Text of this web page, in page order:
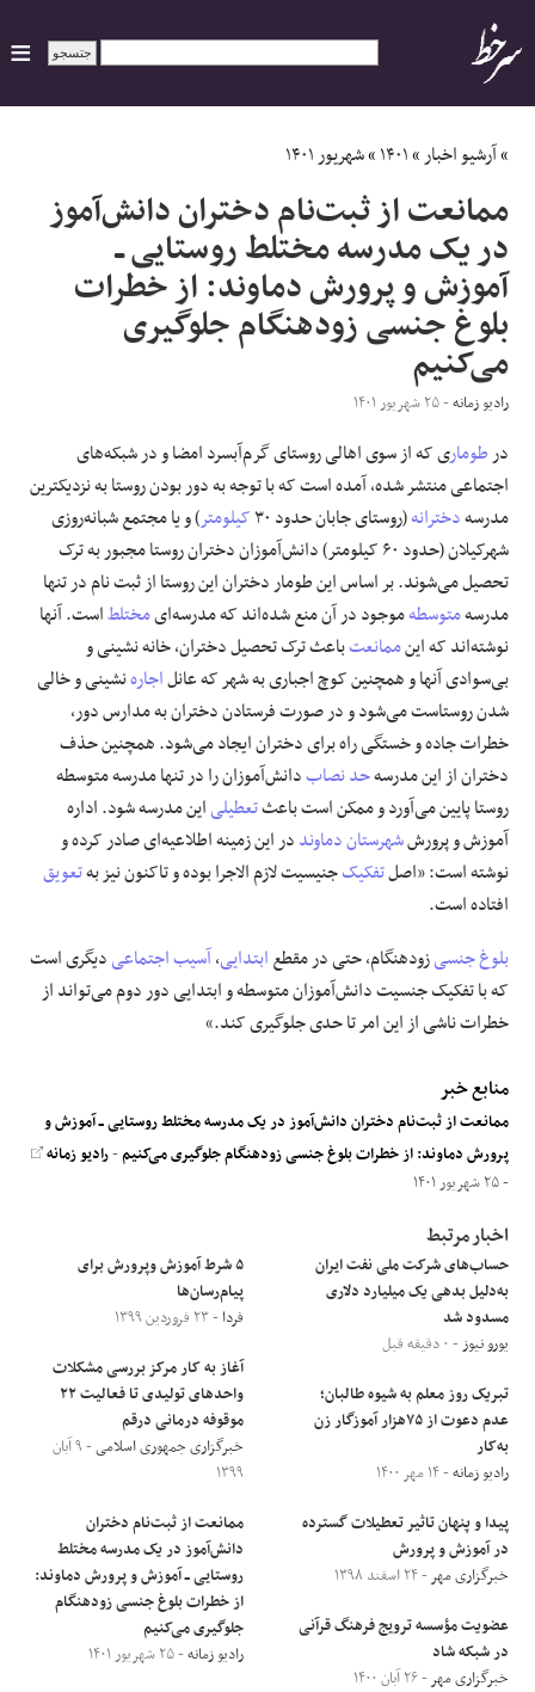
ایران
سیاسی
اقتصاد
ورزشی
جهان
اجتماعی
حوادث
علوم و فن آوری
فرهنگی و هنری
مقالات
»آرشیو اخبار»۱۴۰۱»شهریور ۱۴۰۱
ممانعت از ثبت‌نام دختران دانش‌آموز
در یک مدرسه مختلط روستایی ــ
آموزش و پرورش دماوند: از خطرات
بلوغ جنسی زودهنگام جلوگیری
می‌کنیم
رادیو زمانه- ۲۵ شهریور ۱۴۰۱
درطوماری که از سوی اهالی روستای گرم‌آبسرد امضا و در شبکه‌های
اجتماعی منتشر شده، آمده است که با توجه به دور بودن روستا به نزدیکترین
مدرسهدخترانه(روستای جابان حدود ٣٠ کیلومتر) و یا مجتمع شبانه‌روزی
شهرکیلان (حدود ۶٠ کیلومتر) دانش‌آموزان دختران روستا مجبور به ترک
تحصیل می‌شوند. بر اساس این طومار دختران این روستا از ثبت نام در تنها
مدرسهمتوسطهموجود در آن منع شده‌اند که مدرسه‌ایمختلطاست. آنها
نوشته‌اند که اینممانعتباعث ترک تحصیل دختران، خانه نشینی و
بی‌سوادی آنها و همچنین کوچ اجباری به شهر که عانلاجارهنشینی و خالی
شدن روستاست می‌شود و در صورت فرستادن دختران به مدارس دور،
خطرات جاده و خستگی راه برای دختران ایجاد می‌شود. همچنین حذف
دختران از این مدرسهحد نصابدانش‌آموزان را در تنها مدرسه متوسطه
روستا پایین می‌آورد و ممکن است باعثتعطیلیاین مدرسه شود. اداره
آموزش و پرورششهرستان دماونددر این زمینه اطلاعیه‌ای صادر کرده و
نوشته است: «اصلتفکیکجنیسیت لازم الاجرا بوده و تاکنون نیز بهتعویق
افتاده است.
بلوغ جنسیزودهنگام، حتی در مقطعابتدایی،آسیب اجتماعیدیگری است
که با تفکیک جنسیت دانش‌آموزان متوسطه و ابتدایی دور دوم می‌تواند از
خطرات ناشی از این امر تا حدی جلوگیری کند.»
منابع خبر
ممانعت از ثبت‌نام دختران دانش‌آموز در یک مدرسه مختلط روستایی ــ آموزش و
پرورش دماوند: از خطرات بلوغ جنسی زودهنگام جلوگیری می‌کنیم-رادیو زمانه
- ۲۵ شهریور ۱۴۰۱
اخبار مرتبط
حساب‌های شرکت ملی نفت ایران
به‌دلیل بدهی یک میلیارد دلاری
مسدود شد
یورو نیوز- ۰ دقیقه قبل
تبریک روز معلم به شیوه طالبان؛
عدم دعوت از ۷۵هزار آموزگار زن
به‌کار
رادیو زمانه- ۱۴ مهر ۱۴۰۰
پیدا و پنهان تاثیر تعطیلات گسترده
در آموزش و پرورش
خبرگزاری مهر- ۲۴ اسفند ۱۳۹۸
عضویت مؤسسه ترویج فرهنگ قرآنی
در شبکه شاد
خبرگزاری مهر- ۲۶ آبان ۱۴۰۰
۵ شرط آموزش وپرورش برای
پیام‌رسان‌ها
فردا - ۲۳ فروردین ۱۳۹۹
آغاز به کار مرکز بررسی مشکلات
واحدهای تولیدی تا فعالیت ۲۲
موقوفه درمانی درقم
خبرگزاری جمهوری اسلامی
- ۹ آبان
۱۳۹۹
ممانعت از ثبت‌نام دختران
دانش‌آموز در یک مدرسه مختلط
روستایی ــ آموزش و پرورش دماوند:
از خطرات بلوغ جنسی زودهنگام
جلوگیری می‌کنیم
رادیو زمانه- ۲۵ شهریور ۱۴۰۱